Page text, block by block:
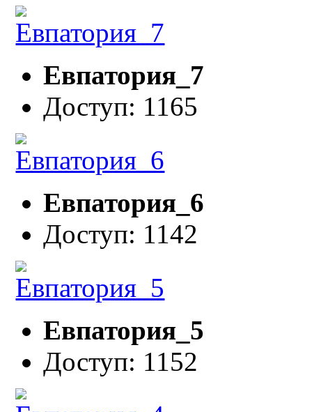
Евпатория_7
Доступ: 1165
Евпатория_6
Доступ: 1142
Евпатория_5
Доступ: 1152